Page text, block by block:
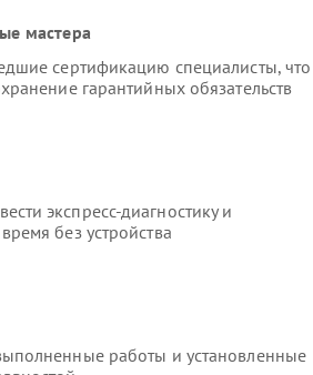
мастера
сертификацию специалисты, что
гарантийных обязательств
экспресс-диагностику и
без устройства
работы и установленные